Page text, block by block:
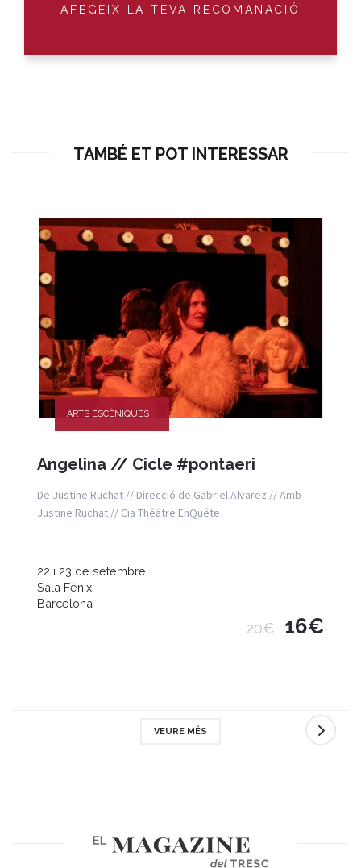
AFEGEIX LA TEVA RECOMANACIÓ
TAMBÉ ET POT INTERESSAR
ARTS ESCÈNIQUES
Angelina // Cicle #pontaeri
De Justine Ruchat // Direcció de Gabriel Alvarez // Amb
Justine Ruchat // Cia Théâtre EnQuête
22 i 23 de setembre
Sala Fènix
Barcelona
20€ 16€
VEURE MÉS